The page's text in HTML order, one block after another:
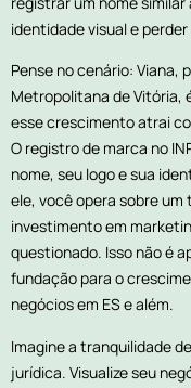
identidade visual e
Pense no cenário: Viana,
Metropolitana de Vitória,
esse crescimento atrai
O registro de marca no
nome, seu logo e sua
ele, você opera sobre
investimento em
questionado. Isso não é
fundação para o
negócios em ES e além.
Imagine a tranquilidade
jurídica. Visualize seu